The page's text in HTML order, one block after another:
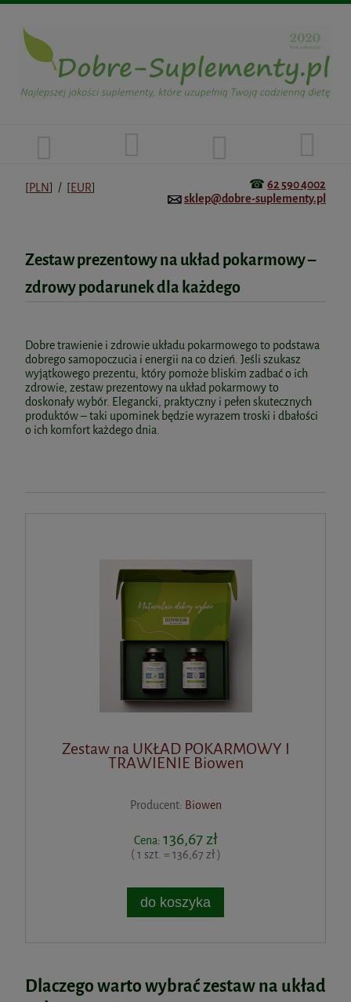
[PLN] / [EUR] ☎ 62 590 4002
sklep@dobre-suplementy.pl
Zestaw prezentowy na układ pokarmowy –
zdrowy podarunek dla każdego
Dobre trawienie i zdrowie układu pokarmowego to podstawa
dobrego samopoczucia i energii na co dzień. Jeśli szukasz
wyjątkowego prezentu, który pomoże bliskim zadbać o ich
zdrowie, zestaw prezentowy na układ pokarmowy to
doskonały wybór. Elegancki, praktyczny i pełen skutecznych
produktów – taki upominek będzie wyrazem troski i dbałości
o ich komfort każdego dnia.
Zestaw na UKŁAD POKARMOWY I
TRAWIENIE Biowen
Producent: Biowen
Cena: 136,67 zł
( 1 szt. = 136,67 zł )
do koszyka
Dlaczego warto wybrać zestaw na układ